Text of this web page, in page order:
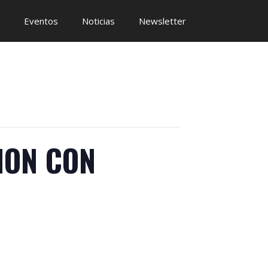
Eventos Noticias Newsletter
CON